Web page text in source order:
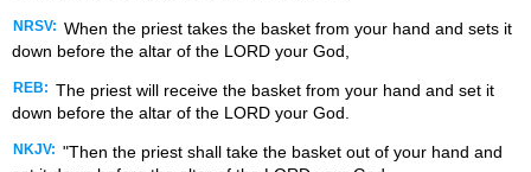
NRSV: When the priest takes the basket from your hand and sets it
down before the altar of the LORD your God,
REB: The priest will receive the basket from your hand and set it
down before the altar of the LORD your God.
NKJV: "Then the priest shall take the basket out of your hand and